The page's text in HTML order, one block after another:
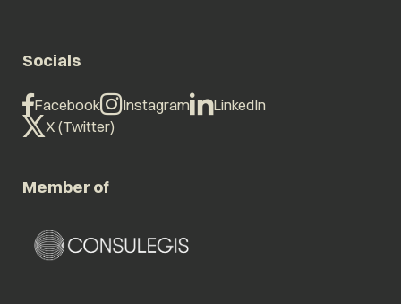
Socials
Facebook Instagram
LinkedIn
X (Twitter)
Member of